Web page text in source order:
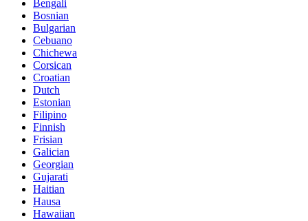
Bengali
Bosnian
Bulgarian
Cebuano
Chichewa
Corsican
Croatian
Dutch
Estonian
Filipino
Finnish
Frisian
Galician
Georgian
Gujarati
Haitian
Hausa
Hawaiian